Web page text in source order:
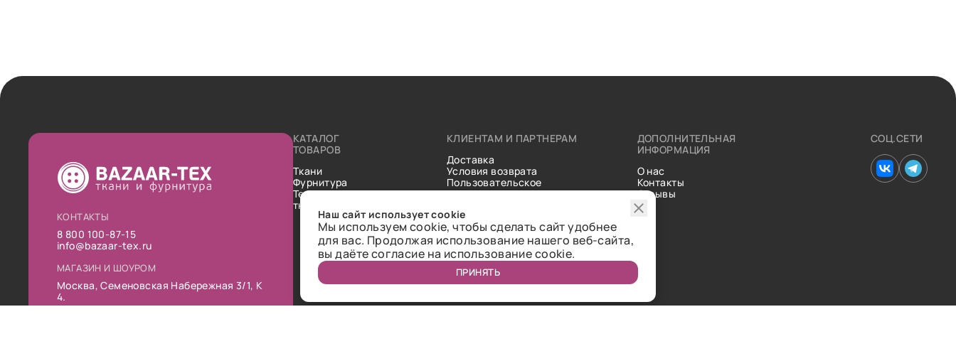
КОНТАКТЫ
8 800 100-87-15
info@bazaar-tex.ru
МАГАЗИН И ШОУРОМ
Москва, Семеновская Набережная 3/1, К
4.
КАТАЛОГ
ТОВАРОВ
Ткани
Фурнитура
Технические
ткани
КЛИЕНТАМ И ПАРТНЕРАМ
Доставка
Условия возврата
Пользовательское
соглашение
Статьи
ДОПОЛНИТЕЛЬНАЯ
ИНФОРМАЦИЯ
О нас
Контакты
Отзывы
СОЦ.СЕТИ
Наш сайт использует cookie
Мы используем cookie, чтобы сделать сайт удобнее
для вас. Продолжая использование нашего веб-сайта,
вы даёте согласие на использование cookie.
ПРИНЯТЬ